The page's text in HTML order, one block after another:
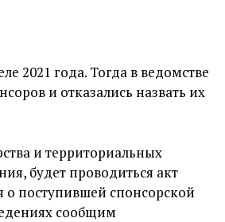
2021 года. Тогда в ведомстве
и отказались назвать их
и территориальных
будет проводиться акт
поступившей спонсорской
сообщим